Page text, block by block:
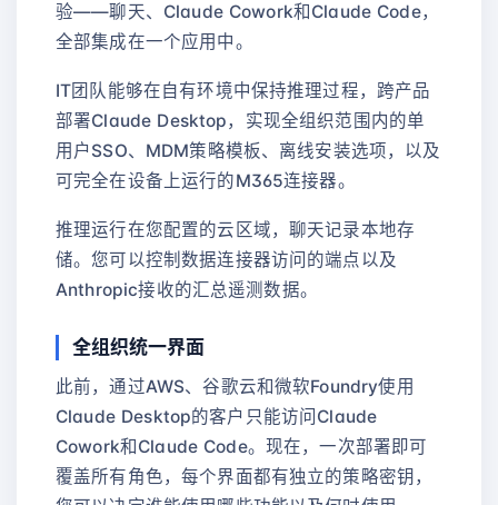
验——聊天、Claude Cowork和Claude Code，
全部集成在一个应用中。
IT团队能够在自有环境中保持推理过程，跨产品
部署Claude Desktop，实现全组织范围内的单
用户SSO、MDM策略模板、离线安装选项，以及
可完全在设备上运行的M365连接器。
推理运行在您配置的云区域，聊天记录本地存
储。您可以控制数据连接器访问的端点以及
Anthropic接收的汇总遥测数据。
全组织统一界面
此前，通过AWS、谷歌云和微软Foundry使用
Claude Desktop的客户只能访问Claude
Cowork和Claude Code。现在，一次部署即可
覆盖所有角色，每个界面都有独立的策略密钥，